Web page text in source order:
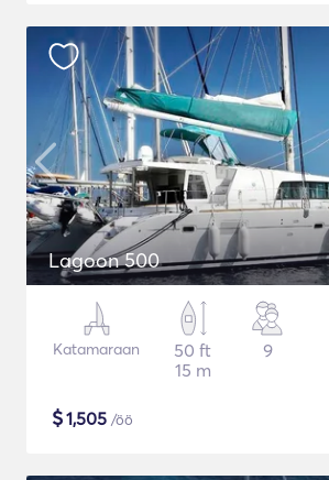
Lagoon 500
Katamaraan
50 ft
15 m
9
$1,505 /öö